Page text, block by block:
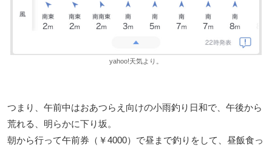
yahoo!天気より。
つまり、午前中はおあつらえ向けの小雨釣り日和で、午後から
荒れる、明らかに下り坂。
朝から行って午前券（￥4000）で昼まで釣りをして、昼飯食っ